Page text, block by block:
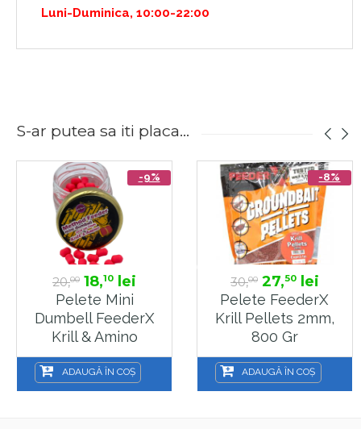
Luni-Duminica, 10:00-22:00
S-ar putea sa iti placa...
-9%
20,00 18,10 lei
Pelete Mini
Dumbell FeederX
Krill & Amino
5x7mm, 10g
ADAUGĂ ÎN COȘ
-8%
30,00 27,50lei
Pelete FeederX
Krill Pellets 2mm,
800 Gr
ADAUGĂ ÎN COȘ